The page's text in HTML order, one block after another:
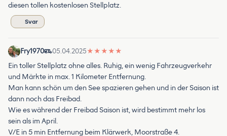
diesen tollen kostenlosen Stellplatz.
Svar
Fry1970 05.04.2025★ ★ ★ ★ ★
Ein toller Stellplatz ohne alles. Ruhig, ein wenig Fahrzeugverkehr
und Märkte in max. 1 Kilometer Entfernung.
Man kann schön um den See spazieren gehen und in der Saison ist
dann noch das Freibad.
Wie es während der Freibad Saison ist, wird bestimmt mehr los
sein als im April.
V/E in 5 min Entfernung beim Klärwerk, Moorstraße 4.